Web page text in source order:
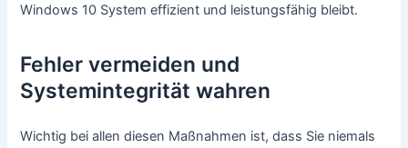
Windows 10 System effizient und leistungsfähig bleibt.
Fehler vermeiden und
Systemintegrität wahren
Wichtig bei allen diesen Maßnahmen ist, dass Sie niemals